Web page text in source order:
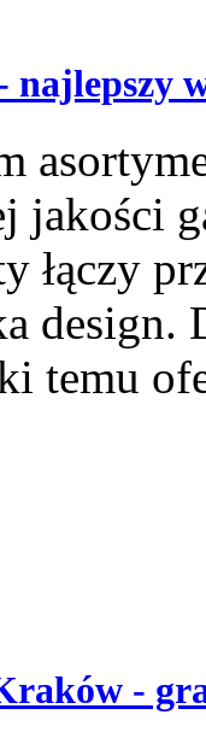
najlepszy
jakości
łączy
design.
temu
-